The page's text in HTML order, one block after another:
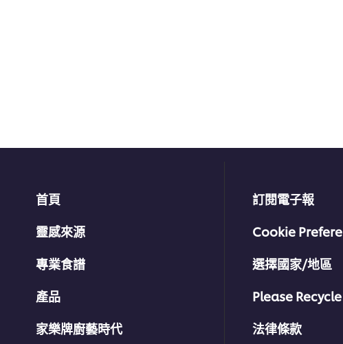
首頁
靈感來源
專業食譜
產品
家樂牌廚藝時代
訂閱電子報
Cookie
選擇國家/地區
Please Recycle
法律條款